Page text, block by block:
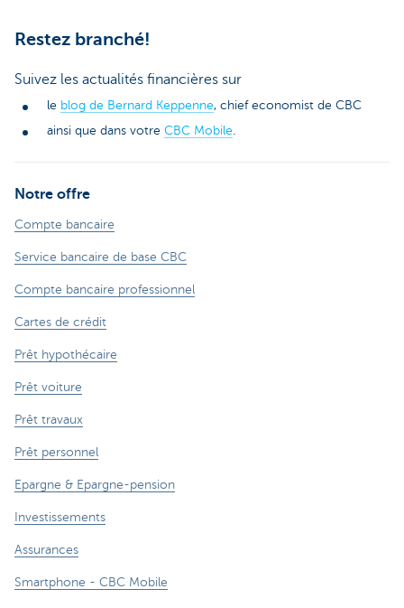
Restez branché!
Suivez les actualités financières sur
le blog de Bernard Keppenne, chief economist de CBC
ainsi que dans votre CBC Mobile
Notre offre
Compte bancaire
Service bancaire de base CBC
Compte bancaire professionnel
Cartes de crédit
Prêt hypothécaire
Prêt voiture
Prêt travaux
Prêt personnel
Epargne & Epargne-pension
Investissements
Assurances
Smartphone - CBC Mobile